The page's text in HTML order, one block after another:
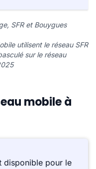
SFR et Bouygues
utilisent le réseau SFR
sur le réseau
mobile à
disponible pour le